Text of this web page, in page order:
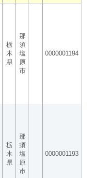
栃
木
県
那
須
塩
原
市
0000001194
栃
木
県
那
須
塩
原
市
0000001193